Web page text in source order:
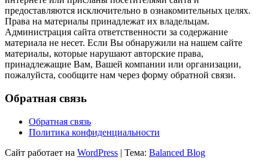
предоставляются исключительно в ознакомительных целях.
Права на материалы принадлежат их владельцам.
Администрация сайта ответственности за содержание
материала не несет. Если Вы обнаружили на нашем сайте
материалы, которые нарушают авторские права,
принадлежащие Вам, Вашей компании или организации,
пожалуйста, сообщите нам через форму обратной связи.
Обратная связь
Обратная связь
Политика конфиденциальности
Сайт работает на WordPress | Тема: Balanced Blog